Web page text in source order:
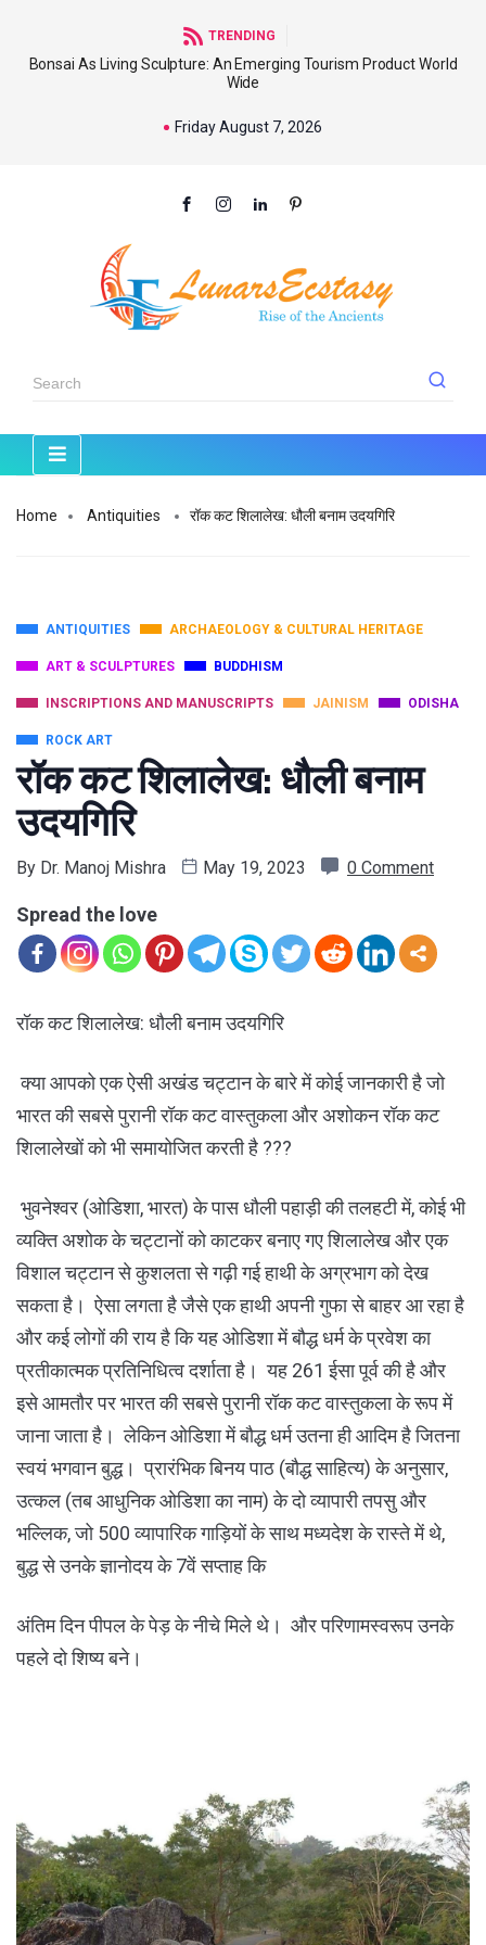
TRENDING
Bonsai As Living Sculpture: An Emerging Tourism Product World
Wide
Friday August 7, 2026
Home Antiquities रॉक कट शिलालेख: धौली बनाम उदयगिरि
ANTIQUITIES ARCHAEOLOGY & CULTURAL HERITAGE
ART & SCULPTURES BUDDHISM
INSCRIPTIONS AND MANUSCRIPTS JAINISM ODISHA
ROCK ART
रॉक कट शिलालेख: धौली बनाम
उदयगिरि
By Dr. Manoj Mishra May 19, 2023 0 Comment
Spread the love
रॉक कट शिलालेख: धौली बनाम उदयगिरि
क्या आपको एक ऐसी अखंड चट्टान के बारे में कोई जानकारी है जो
भारत की सबसे पुरानी रॉक कट वास्तुकला और अशोकन रॉक कट
शिलालेखों को भी समायोजित करती है ???
भुवनेश्वर (ओडिशा, भारत) के पास धौली पहाड़ी की तलहटी में, कोई भी
व्यक्ति अशोक के चट्टानों को काटकर बनाए गए शिलालेख और एक
विशाल चट्टान से कुशलता से गढ़ी गई हाथी के अग्रभाग को देख
सकता है। ऐसा लगता है जैसे एक हाथी अपनी गुफा से बाहर आ रहा है
और कई लोगों की राय है कि यह ओडिशा में बौद्ध धर्म के प्रवेश का
प्रतीकात्मक प्रतिनिधित्व दर्शाता है। यह 261 ईसा पूर्व की है और
इसे आमतौर पर भारत की सबसे पुरानी रॉक कट वास्तुकला के रूप में
जाना जाता है। लेकिन ओडिशा में बौद्ध धर्म उतना ही आदिम है जितना
स्वयं भगवान बुद्ध। प्रारंभिक बिनय पाठ (बौद्ध साहित्य) के अनुसार,
उत्कल (तब आधुनिक ओडिशा का नाम) के दो व्यापारी तपसु और
भल्लिक, जो 500 व्यापारिक गाड़ियों के साथ मध्यदेश के रास्ते में थे,
बुद्ध से उनके ज्ञानोदय के 7वें सप्ताह कि
अंतिम दिन पीपल के पेड़ के नीचे मिले थे। और परिणामस्वरूप उनके
पहले दो शिष्य बने।